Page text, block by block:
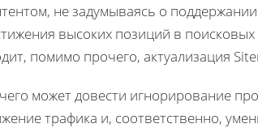
не задумываясь о
высоких позиций в
помимо прочего, актуализация
может довести игнорирование
трафика и, соответственно,